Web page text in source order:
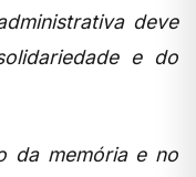
deve
e do
da memória e no